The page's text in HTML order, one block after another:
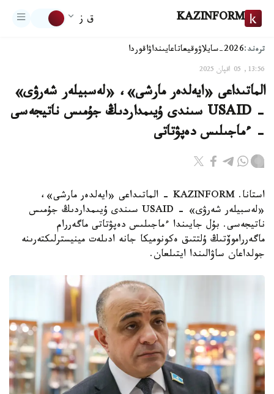
KAZINFORM ق ز
ترەند:2026-سايلاۋ وقيعاتاعايىنداۋاقوردا
13:56, 05 اقپان 2025
الماتىداعى «ايەلدەر مارشى»، «لەسبيلەر شەرۋى»
- USAID سىندى ۇيىمداردىڭ جۇمىس ناتيجەسى
- ءماجىلىس دەپۋتاتى
استانا. KAZINFORM - الماتىداعى «ايەلدەر مارشى»،
«لەسبيلەر شەرۋى» - USAID سىندى ۇيىمداردىڭ جۇمىس
ناتيجەسى. بۇل جايىندا ءماجىلىس دەپۋتاتى ماگەررام
ماگەرراموۆتىڭ ۇلتتىق ەكونوميكا جانە ادىلەت مينيسترلىكتەرىنە
جولداعان ساۋالىندا ايتىلعان.